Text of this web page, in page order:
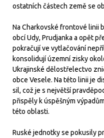
ostatních částech země se
Na Charkovské frontové linii
obcí Udy, Prudjanka a opět
pokračují ve vytlačování
konsolidují územní zisky
Ukrajinské dělostřelectvo
obce Vesele. Na této linii je
sil, což je s největší
přispěly k úspěšným
této oblasti.
Ruské jednotky se pokusily